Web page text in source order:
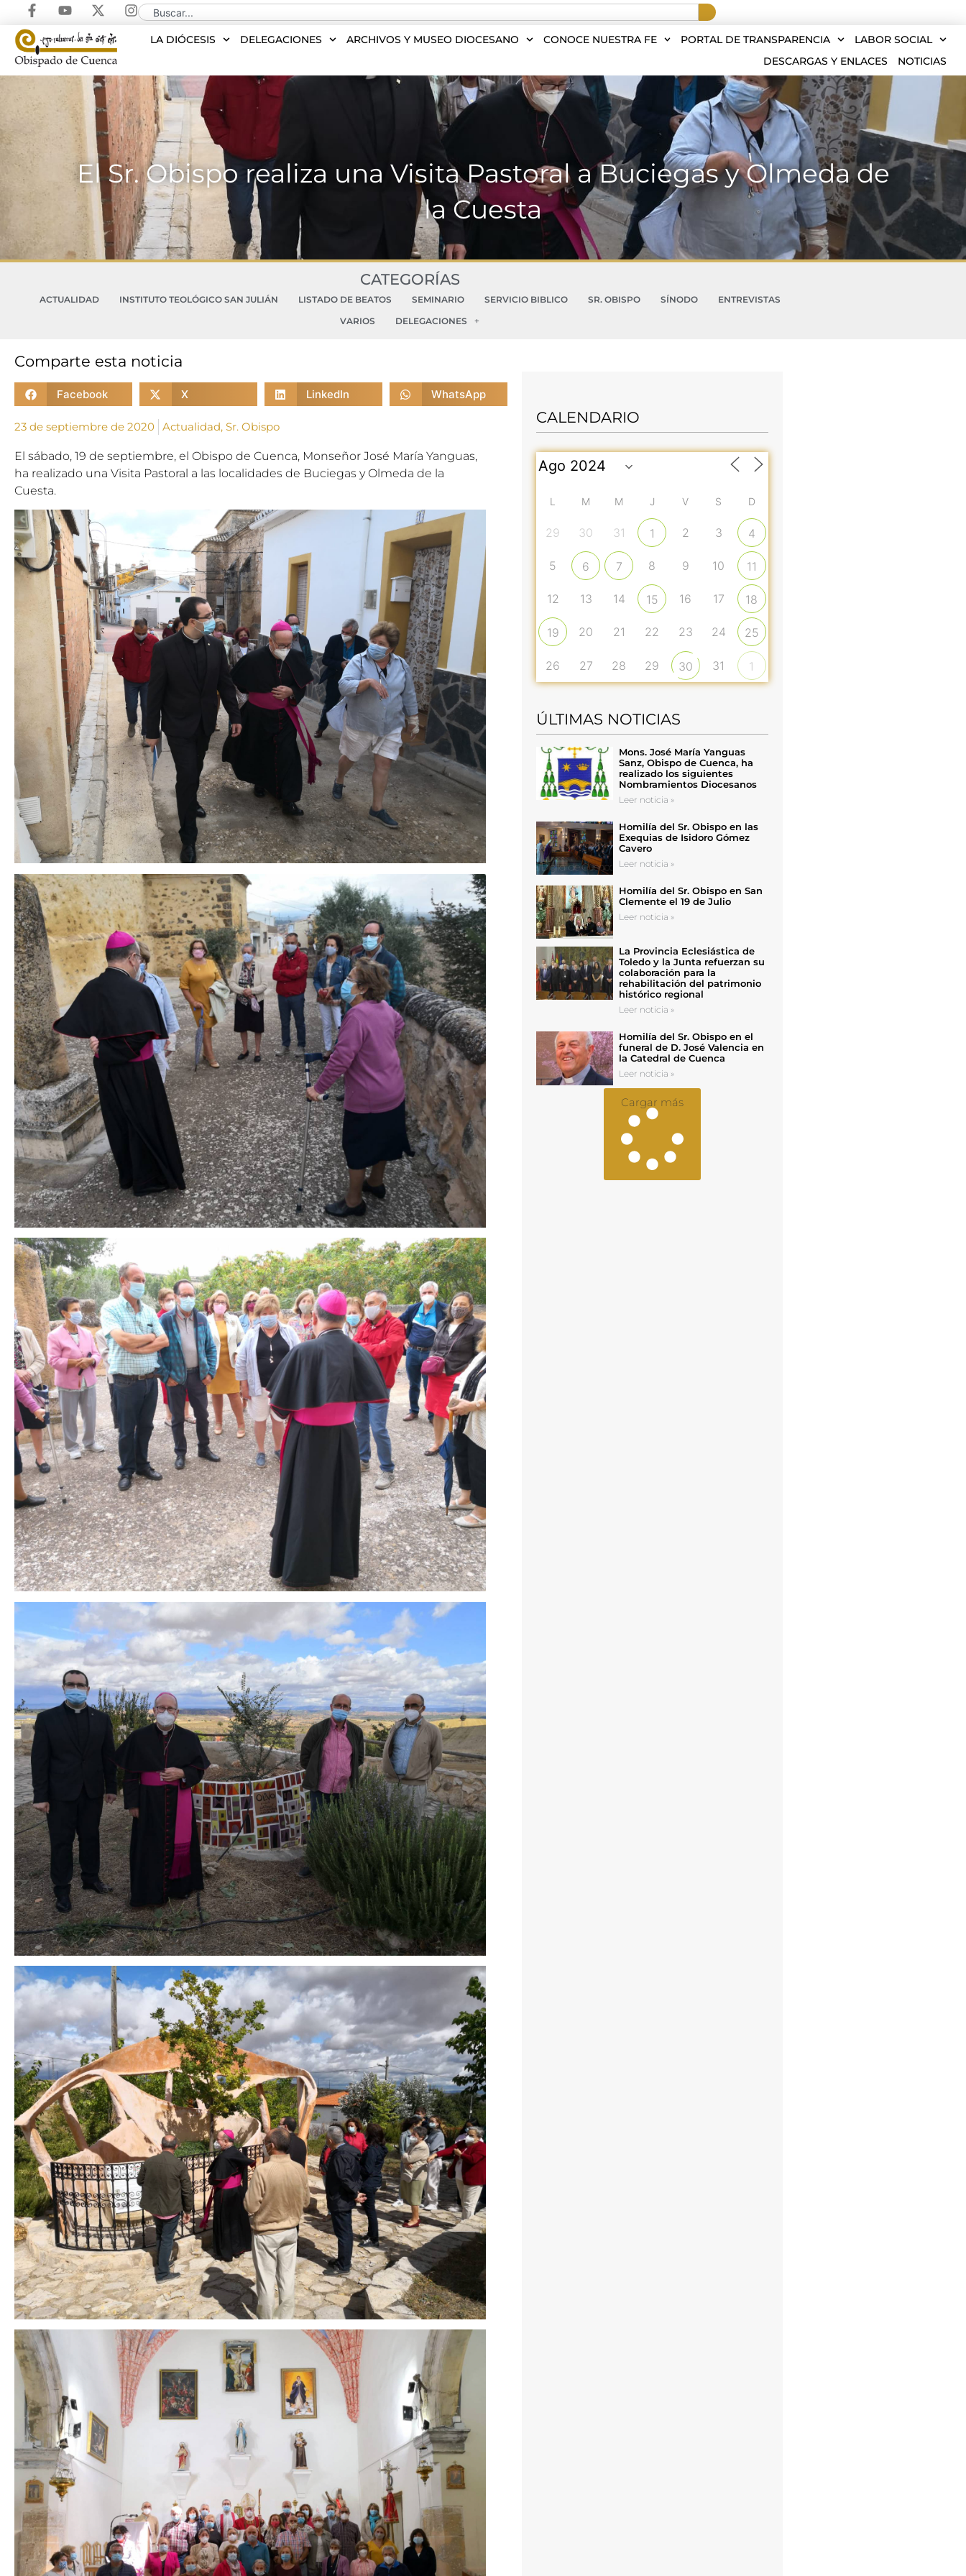
LA DIÓCESIS DELEGACIONES ARCHIVOS Y MUSEO DIOCESANO CONOCE NUESTRA FE PORTAL DE TRANSPARENCIA
LABOR SOCIAL
DESCARGAS Y ENLACES
NOTICIAS
El Sr. Obispo realiza una Visita Pastoral a Buciegas y Olmeda de
la Cuesta
CATEGORÍAS
ACTUALIDAD INSTITUTO TEOLÓGICO SAN JULIÁN LISTADO DE BEATOS SEMINARIO SERVICIO BIBLICO SR. OBISPO SÍNODO
ENTREVISTAS
VARIOS
DELEGACIONES
Comparte esta noticia
Facebook X LinkedIn WhatsApp
23 de septiembre de 2020 Actualidad, Sr. Obispo
El sábado, 19 de septiembre, el Obispo de Cuenca, Monseñor José María Yanguas,
ha realizado una Visita Pastoral a las localidades de Buciegas y Olmeda de la
Cuesta.
CALENDARIO
L M M J V S D
29 30 31 1 2 3 4
5 6 7 8 9 10 11
12 13 14 15 16 17 18
19 20 21 22 23 24 25
26 27 28 29 30 31 1
ÚLTIMAS NOTICIAS
Mons. José María Yanguas
Sanz, Obispo de Cuenca, ha
realizado los siguientes
Nombramientos Diocesanos
Leer noticia »
Homilía del Sr. Obispo en las
Exequias de Isidoro Gómez
Cavero
Leer noticia »
Homilía del Sr. Obispo en San
Clemente el 19 de Julio
Leer noticia »
La Provincia Eclesiástica de
Toledo y la Junta refuerzan su
colaboración para la
rehabilitación del patrimonio
histórico regional
Leer noticia »
Homilía del Sr. Obispo en el
funeral de D. José Valencia en
la Catedral de Cuenca
Leer noticia »
Cargar más